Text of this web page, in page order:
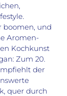
boomen, und
Aromen-
Kochkunst
Zum 20.
der
quer durch